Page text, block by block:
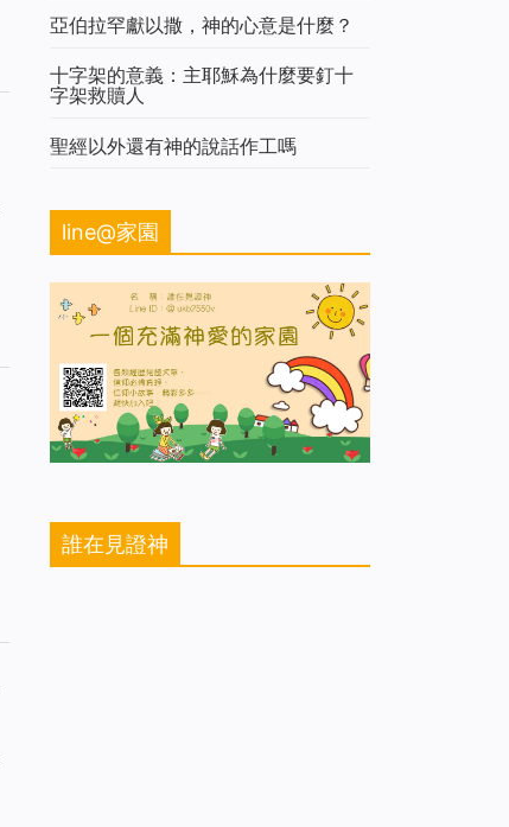
亞伯拉罕獻以撒，神的心意是什麼？
十字架的意義：主耶穌為什麼要釘十
字架救贖人
聖經以外還有神的說話作工嗎
line@家園
誰在見證神